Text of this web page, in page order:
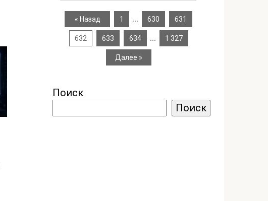
« Назад 1 … 630 631
632 633 634 … 1 327
Далее »
Поиск
Поиск